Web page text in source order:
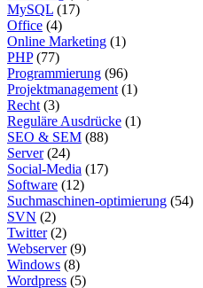
MySQL (17)
Office (4)
Online Marketing (1)
PHP(77)
Programmierung (96)
Projektmanagement(1)
Recht(3)
Reguläre Ausdrücke (1)
SEO & SEM (88)
Server(24)
Social-Media (17)
Software (12)
Suchmaschinen-optimierung (54)
SVN (2)
Twitter(2)
Webserver(9)
Windows (8)
Wordpress (5)